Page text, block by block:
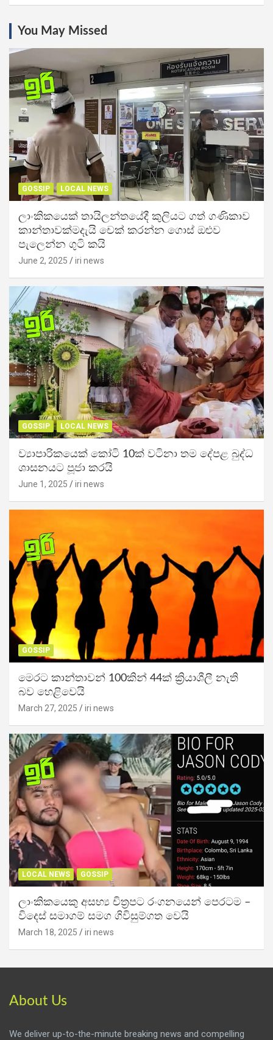
You May Missed
GOSSIP LOCAL NEWS
ලාංකිකයෙක් තායිලන්තයේදී කුලියට ගත් ගණිකාව
කාන්තාවක්මදැයි චෙක් කරන්න ගොස් ඔළුව
පැලෙන්න ගුටි කයි
June 2, 2025 iri news
GOSSIP LOCAL NEWS
ව්‍යාපාරිකයෙක් කෝටි 10ක් වටිනා තම දේපළ බුද්ධ
ශාසනයට පූජා කරයි
June 1, 2025 iri news
GOSSIP
මෙරට කාන්තාවන් 100කින් 44ක් ක්‍රියාශීලී නැති
බව හෙළිවෙයි
March 27, 2025 iri news
LOCAL NEWS GOSSIP
ලාංකිකයෙකු අසභ්‍ය චිත්‍රපට රංගනයෙන් පෙරටම –
විදෙස් සමාගම් සමග ගිවිසුම්ගත වෙයි
March 18, 2025 iri news
About Us
We deliver up-to-the-minute breaking news and compelling